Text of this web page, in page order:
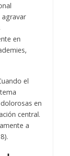
en
el
en
central.
a